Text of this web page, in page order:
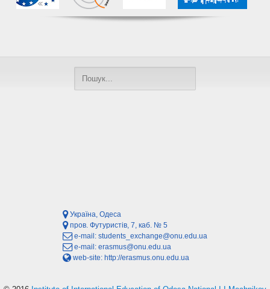
Україна, Одеса
пров. Футуристів, 7, каб. № 5
e-mail: students_exchange@onu.edu.ua
e-mail: erasmus@onu.edu.ua
web-site: http://erasmus.onu.edu.ua